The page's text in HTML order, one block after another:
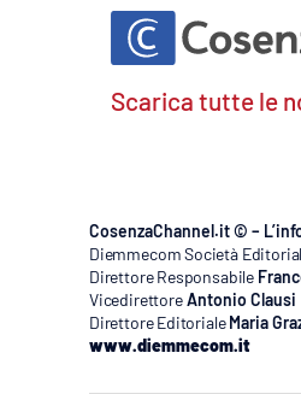
Scarica tutte le
CosenzaChannel.it © –
Diemmecom Società
Direttore Responsabile
VicedirettoreAntonio Clausi
Direttore Editoriale Maria
www.diemmecom.it